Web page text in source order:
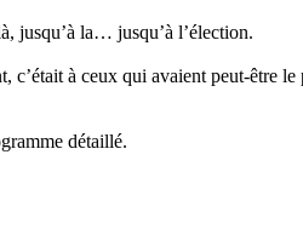
jusqu’à la… jusqu’à l’élection.
c’était à ceux qui avaient peut-être
détaillé.